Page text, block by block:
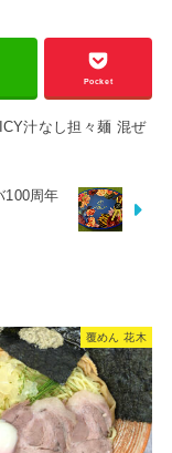
Pocket
汁なし担々麺 混ぜ
100周年
覆めん 花木